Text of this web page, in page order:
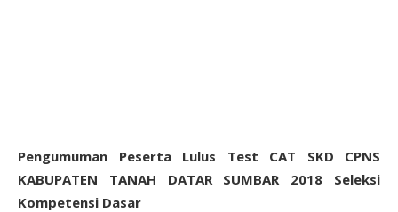
Pengumuman Peserta Lulus Test CAT SKD CPNS
KABUPATEN TANAH DATAR SUMBAR 2018 Seleksi
Kompetensi Dasar